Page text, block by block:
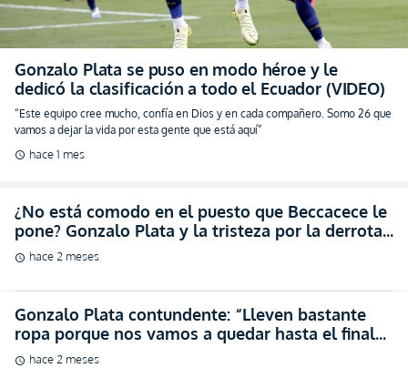
Gonzalo Plata se puso en modo héroe y le
dedicó la clasificación a todo el Ecuador (VIDEO)
“Este equipo cree mucho, confía en Dios y en cada compañero. Somo 26 que
vamos a dejar la vida por esta gente que está aquí”
schedule hace 1 mes
¿No está comodo en el puesto que Beccacece le
pone? Gonzalo Plata y la tristeza por la derrota
de Ecuador (VIDEO)
schedule hace 2 meses
Gonzalo Plata contundente: “Lleven bastante
ropa porque nos vamos a quedar hasta el final
aquí” (VIDEO)
schedule hace 2 meses